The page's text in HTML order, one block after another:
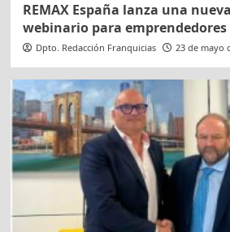
REMAX España lanza una
webinario para emprendedores
Dpto. Redacción Franquicias 23 de mayo